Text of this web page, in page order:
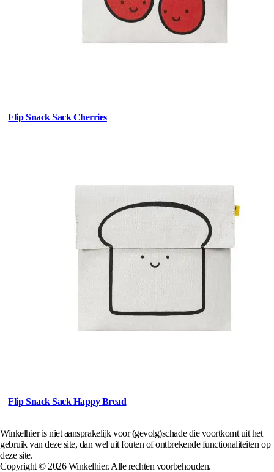
Flip Snack Sack Cherries
Flip Snack Sack Happy Bread
Winkelhier is niet aansprakelijk voor (gevolg)schade die voortkomt uit het
gebruik van deze site, dan wel uit fouten of ontbrekende functionaliteiten op
deze site.
Copyright © 2026 Winkelhier. Alle rechten voorbehouden.